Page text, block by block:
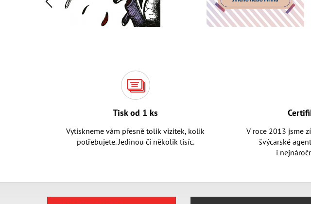
Tisk od 1 ks
Vytiskneme vám přesně tolik vizitek, kolik
potřebujete. Jedinou či několik tisíc.
V roce 2013 jsme
švýcarské
i